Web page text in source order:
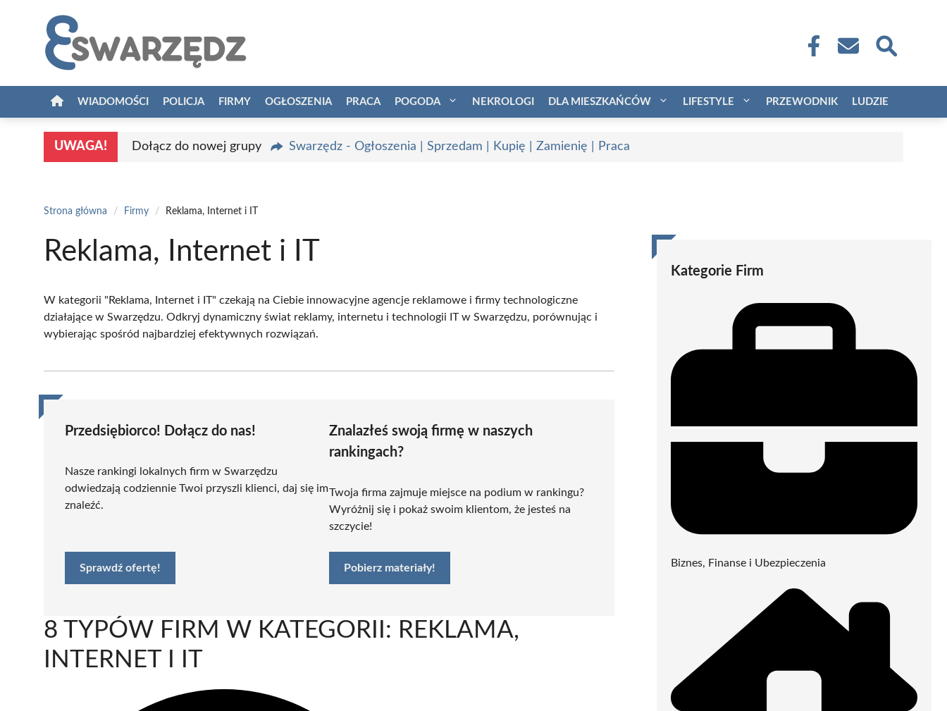
WIADOMOŚCI POLICJA FIRMY OGŁOSZENIA PRACA POGODA NEKROLOGI DLA MIESZKAŃCÓW LIFESTYLE PRZEWODNIK LUDZIE
UWAGA! Dołącz do nowej grupy Swarzędz - Ogłoszenia | Sprzedam | Kupię | Zamienię | Praca
Strona główna / Firmy / Reklama, Internet i IT
Reklama, Internet i IT
W kategorii "Reklama, Internet i IT" czekają na Ciebie innowacyjne agencje reklamowe i firmy technologiczne
działające w Swarzędzu. Odkryj dynamiczny świat reklamy, internetu i technologii IT w Swarzędzu, porównując i
wybierając spośród najbardziej efektywnych rozwiązań.
Przedsiębiorco! Dołącz do nas!
Nasze rankingi lokalnych firm w Swarzędzu
odwiedzają codziennie Twoi przyszli klienci, daj się im
znaleźć.
Sprawdź ofertę!
Znalazłeś swoją firmę w naszych
rankingach?
Twoja firma zajmuje miejsce na podium w rankingu?
Wyróżnij się i pokaż swoim klientom, że jesteś na
szczycie!
Pobierz materiały!
8 TYPÓW FIRM W KATEGORII: REKLAMA,
INTERNET I IT
Kategorie Firm
Biznes, Finanse i Ubezpieczenia